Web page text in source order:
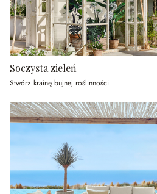
Soczysta zieleń
Stwórz krainę bujnej roślinności